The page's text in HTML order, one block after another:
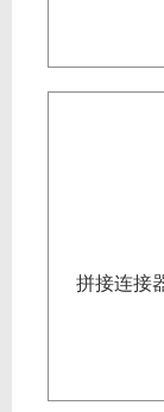
拼接连接